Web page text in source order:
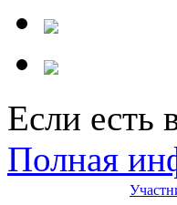
Если есть
Полная